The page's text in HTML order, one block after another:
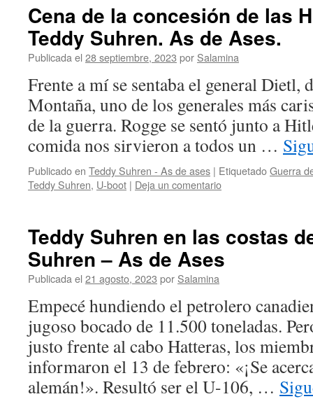
Cena de la concesión de las
Teddy Suhren. As de Ases.
Publicada el 28 septiembre, 2023 por Salamina
Frente a mí se sentaba el general Dietl,
Montaña, uno de los generales más
de la guerra. Rogge se sentó junto a
comida nos sirvieron a todos un …
Publicado en Teddy Suhren - As de ases | EtiquetadoGuerra
Teddy Suhren, U-boot | Deja un comentario
Teddy Suhren en las costas
Suhren – As de Ases
Publicada el 21 agosto, 2023 por Salamina
Empecé hundiendo el petrolero
jugoso bocado de 11.500 toneladas.
justo frente al cabo Hatteras, los
informaron el 13 de febrero: «¡Se
alemán!». Resultó ser el U-106, …